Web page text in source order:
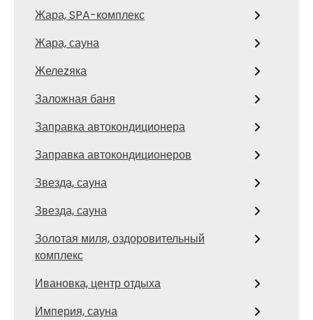
Жара, SPA-комплекс
Жара, сауна
Желеzяка
Заложная баня
Заправка автокондиционера
Заправка автокондиционеров
Звезда, сауна
Звезда, сауна
Золотая миля, оздоровительный
комплекс
Ивановка, центр отдыха
Империя, сауна